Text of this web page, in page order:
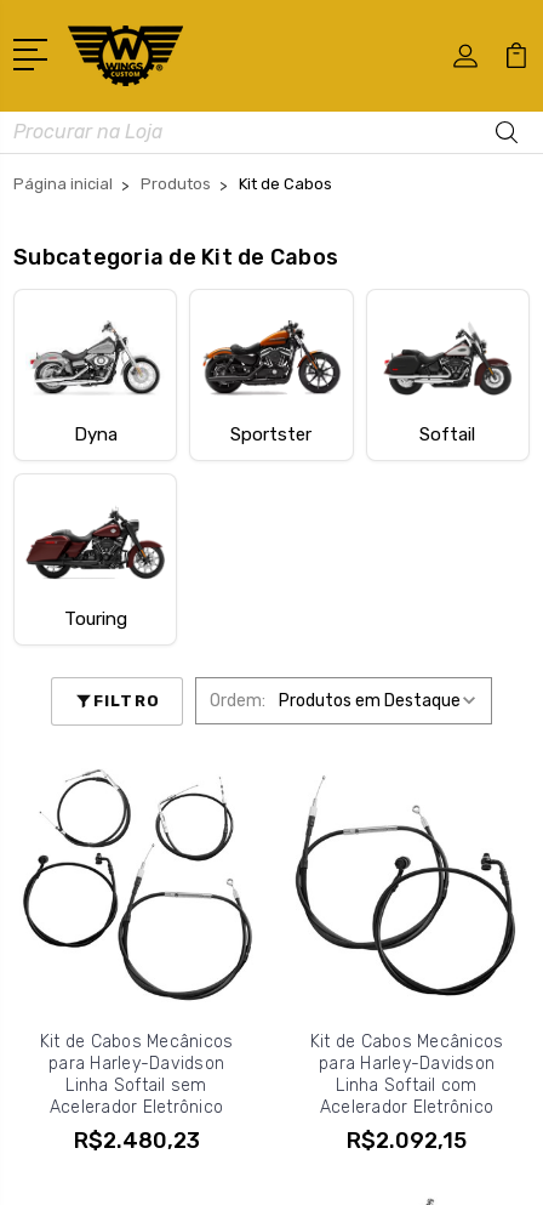
Busca
Página inicial Produtos Kit de Cabos
Subcategoria de Kit de Cabos
Dyna Sportster Softail
Touring
FILTRO Ordem:
Kit de Cabos Mecânicos
para Harley-Davidson
Linha Softail sem
Acelerador Eletrônico
R$2.480,23
Kit de Cabos Mecânicos
para Harley-Davidson
Linha Softail com
Acelerador Eletrônico
R$2.092,15